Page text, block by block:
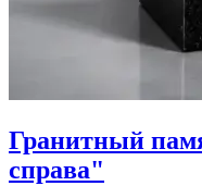
Гранитный
справа"